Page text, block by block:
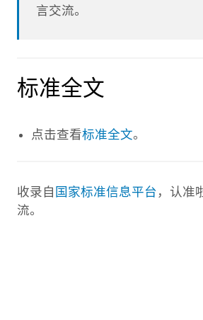
言交流。
标准全文
点击查看标准全文。
收录自 国家标准信息平台 ，认准
流。